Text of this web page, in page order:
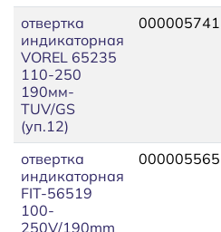
отвертка
индикаторная
VOREL 65235
110-250
190мм-
TUV/GS
(уп.12)
000005741
отвертка
индикаторная
FIT-56519
100-
250V/190mm
000005565